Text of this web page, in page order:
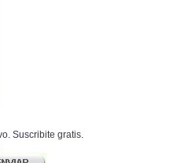
Suscribite gratis.